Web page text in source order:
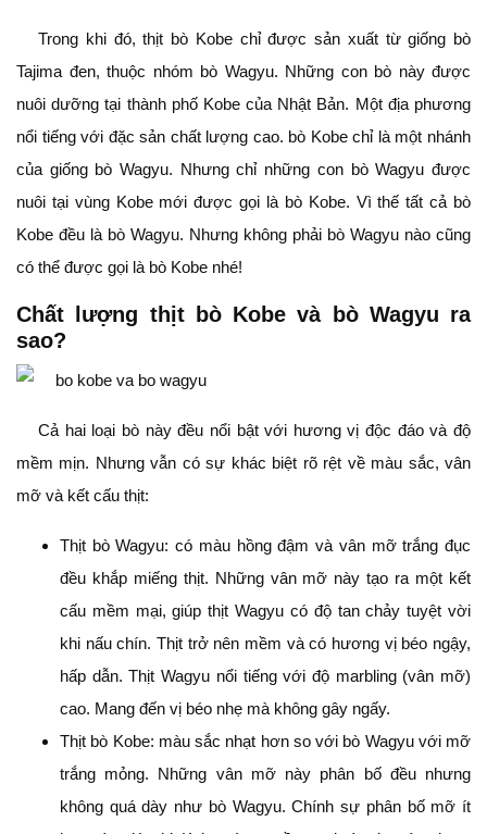
Trong khi đó, thịt bò Kobe chỉ được sản xuất từ giống bò
Tajima đen, thuộc nhóm bò Wagyu. Những con bò này được
nuôi dưỡng tại thành phố Kobe của Nhật Bản. Một địa phương
nổi tiếng với đặc sản chất lượng cao. bò Kobe chỉ là một nhánh
của giống bò Wagyu. Nhưng chỉ những con bò Wagyu được
nuôi tại vùng Kobe mới được gọi là bò Kobe. Vì thế tất cả bò
Kobe đều là bò Wagyu. Nhưng không phải bò Wagyu nào cũng
có thể được gọi là bò Kobe nhé!
Chất lượng thịt bò Kobe và bò Wagyu ra
sao?
Cả hai loại bò này đều nổi bật với hương vị độc đáo và độ
mềm mịn. Nhưng vẫn có sự khác biệt rõ rệt về màu sắc, vân
mỡ và kết cấu thịt:
Thịt bò Wagyu: có màu hồng đậm và vân mỡ trắng đục
đều khắp miếng thịt. Những vân mỡ này tạo ra một kết
cấu mềm mại, giúp thịt Wagyu có độ tan chảy tuyệt vời
khi nấu chín. Thịt trở nên mềm và có hương vị béo ngậy,
hấp dẫn. Thịt Wagyu nổi tiếng với độ marbling (vân mỡ)
cao. Mang đến vị béo nhẹ mà không gây ngấy.
Thịt bò Kobe: màu sắc nhạt hơn so với bò Wagyu với mỡ
trắng mỏng. Những vân mỡ này phân bố đều nhưng
không quá dày như bò Wagyu. Chính sự phân bố mỡ ít